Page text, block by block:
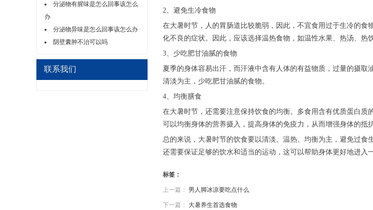
分泌物有腥味是怎么回事该怎么
办
分泌物异味是怎么回事该怎么办
阴壁囊肿不治可以吗
联系我们
2、避免生冷食物
在大暑时节，人的胃肠道比较脆弱，因此，不宜食用过于生冷的
化不良的症状。因此，应该选择温热食物，如温性水果、热汤、热饮
3、少吃肥甘油腻的食物
夏季的身体容易出汗，而汗液中含有人体的有益物质，过量的摄
清淡为主，少吃肥甘油腻的食物。
4、均衡膳食
在大暑时节，还需要注意保持饮食的均衡。多食用含有优质蛋白
可以均衡身体的营养摄入，提高身体的免疫力，从而增强身体的抵抗
总的来说，大暑时节的饮食要以清淡、温热、均衡为主，避免过食
还需要保证足够的饮水和适当的运动，这可以帮助身体更好地进入
标签：
上一篇： 男人脚冰凉要吃点什么
下一篇： 大暑养生首选食物